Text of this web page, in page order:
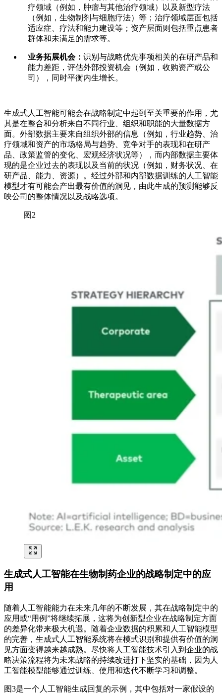
疗领域（例如，肿瘤与其他治疗领域）以及新型疗法
（例如，生物制剂与细胞疗法）等；治疗领域层面包括
适应症、疗法和能力建设等；资产层面则包括重点患者
群体和未满足的需求等。
业务拓展机会： 识别与战略优先事项相关的在研产品和
能力差距，评估外部投资机会（例如，收购资产或公
司），同时平衡内生增长。
生成式人工智能可能会在战略制定中起到至关重要的作用，尤
其是在整合和分析来自不同行业、组织和职能的大量数据方
面。外部数据主要来自组织外部的信息（例如，行业趋势、治
疗领域和资产的市场格局与趋势、竞争对手的表现和在研产
品、政策监管的变化、宏观经济状况等），而内部数据主要体
现的是企业过去的表现以及当前的状况（例如，财务状况、在
研产品、能力、资源）。经过外部和内部数据训练的人工智能
模型才有可能会产出最有价值的洞见，由此生成的预测能够反
映公司的整体情况以及战略选项。
图2
生成式人工智能在生物制药企业的战略制定中的应
用
随着人工智能能力在未来几年的不断发展，其在战略制定中的
应用或“用例”将继续拓展，这将为创新型企业在战略制定方面
的差异化带来极大机遇。随着企业数据的积累和人工智能模型
的完善，生成式人工智能系统将在模式识别和提供有价值的洞
见方面变得越来越成熟。尽快将人工智能技术引入到企业的战
略决策流程将为未来战略的持续改进打下坚实的基础，因为人
工智能模型能够通过训练、使用和迭代不断学习和调整。
图3是一个人工智能生成回复的示例，其中包括对一家假设的